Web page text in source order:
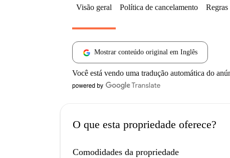
Visão geral Política de cancelamento Regras
Mostrar conteúdo original em Inglês
Você está vendo uma tradução automática do
O que esta propriedade oferece?
Comodidades da propriedade